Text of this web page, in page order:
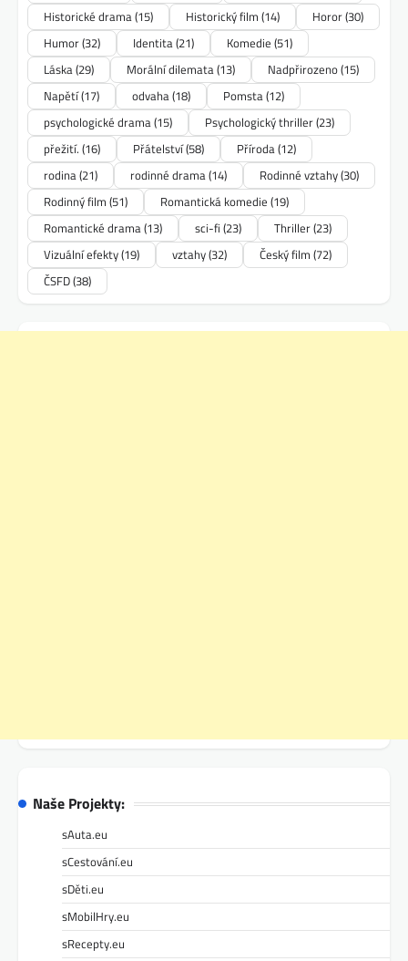
Historické drama(15) Historický film (14) Horor(30)
Humor(32) Identita(21) Komedie (51)
Láska(29) Morální dilemata(13) Nadpřirozeno(15)
Napětí(17) odvaha(18) Pomsta(12)
psychologické drama(15) Psychologický thriller(23)
přežití. (16) Přátelství(58) Příroda(12)
rodina(21) rodinné drama(14) Rodinné vztahy(30)
Rodinný film (51) Romantická komedie (19)
Romantické drama(13) sci-fi (23) Thriller(23)
Vizuální efekty(19) vztahy(32) Český film (72)
ČSFD(38)
Naše Projekty:
sAuta.eu
sCestování.eu
sDěti.eu
sMobilHry.eu
sRecepty.eu